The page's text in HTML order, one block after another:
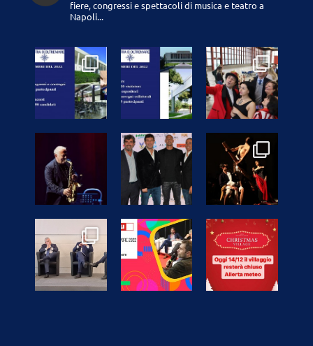
fiere, congressi e spettacoli di musica e teatro a
Napoli...